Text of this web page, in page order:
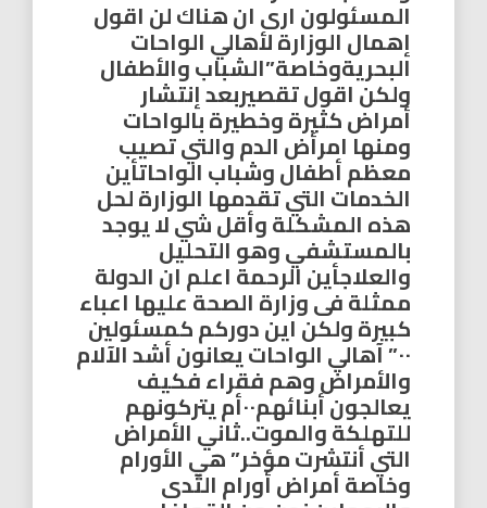
المسئولون ارى ان هناك لن اقول
إهمال الوزارة لأهالي الواحات
البحريةوخاصة”الشباب والأطفال
ولكن اقول تقصيربعد إنتشار
أمراض كثيرة وخطيرة بالواحات
ومنها امرأض الدم والتي تصيب
معظم أطفال وشباب الواحاتأين
الخدمات التي تقدمها الوزارة لحل
هذه المشكلة وأقل شي لا يوجد
بالمستشفي وهو التحليل
والعلاجأين الرحمة اعلم ان الدولة
ممثلة فى وزارة الصحة عليها اعباء
كبيرة ولكن اين دوركم كمسئولين
٠٠” آهالي الواحات يعانون أشد الآلام
والأمراض وهم فقراء فكيف
يعالجون أبنائهم٠٠أم يتركونهم
للتهلكة والموت..ثاني الأمراض
التي أنتشرت مؤخر” هي الأورام
وخاصة أمراض أورام الثدى